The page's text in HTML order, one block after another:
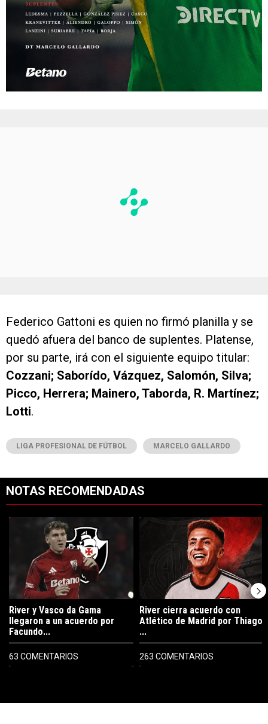
Federico Gattoni es quien no firmó planilla y se
quedó afuera del banco de suplentes. Platense,
por su parte, irá con el siguiente equipo titular:
Cozzani; Saborído, Vázquez, Salomón, Silva;
Picco, Herrera; Mainero, Taborda, R. Martínez;
Lotti.
LIGA PROFESIONAL DE FÚTBOL MARCELO GALLARDO
NOTAS RECOMENDADAS
Un artículo de tendencia con el título "River y Vasco da Gama
River y Vasco da Gama
llegaron a un acuerdo por
Facundo...
63 COMENTARIOS
Un artículo de tendencia con el
River cierra acuerdo con
Atlético de Madrid por Thiago
...
263 COMENTARIOS